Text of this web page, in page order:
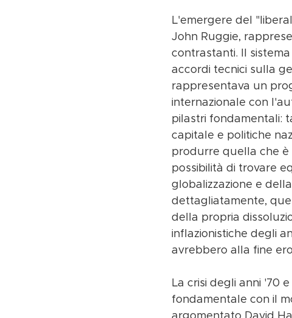
L'emergere del
John Ruggie,
contrastanti. Il
accordi tecnici sulla
rappresentava un
internazionale con
pilastri fondamentali:
capitale e politiche
produrre quella che è
possibilità di trovare
globalizzazione e
dettagliatamente,
della propria
inflazionistiche degli
avrebbero alla fine
La crisi degli anni '70
fondamentale con il